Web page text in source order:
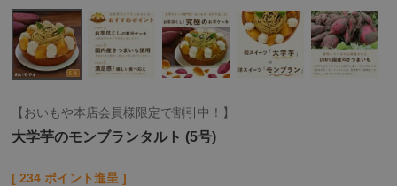
【おいもや本店会員様限定で割引中！】
大学芋のモンブランタルト (5号)
[ 234 ポイント進呈 ]